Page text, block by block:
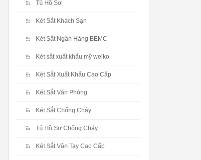
Tủ Hồ Sơ
Két Sắt Khách Sạn
Két Sắt Ngân Hàng BEMC
Két sắt xuất khẩu mỹ welko
Két Sắt Xuất Khẩu Cao Cấp
Két Sắt Văn Phòng
Két Sắt Chống Cháy
Tủ Hồ Sơ Chống Cháy
Két Sắt Vân Tay Cao Cấp